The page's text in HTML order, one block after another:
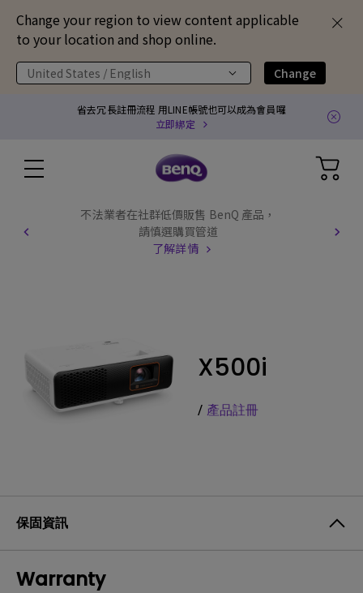
Change your region to view content applicable
to your location and shop online.
United States / English Change
省去冗長註冊流程 用LINE帳號也可以成為會員囉
立即綁定
不法業者在社群低價販售 BenQ 產品，
請慎選購買管道
了解詳情
X500i
/ 產品註冊
保固資訊
Warranty